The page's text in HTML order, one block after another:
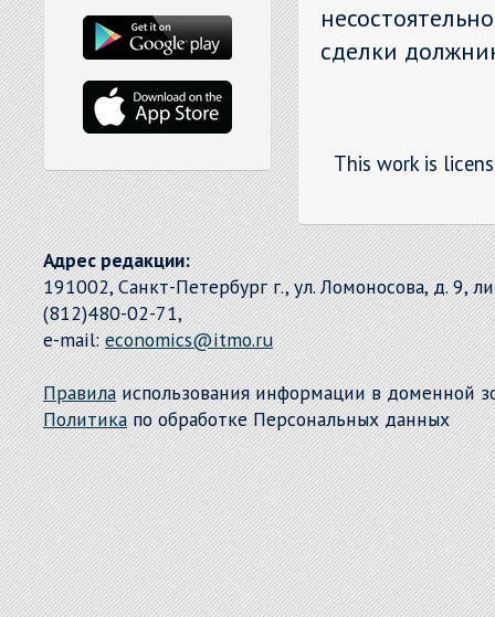
сделки
This work is
Адрес редакции:
191002, Санкт-Петербург г., ул. Ломоносова, д. 9,
(812)480-02-71,
e-mail:economics@itmo.ru
Правилаиспользования информации в доменной
Политикапо обработке Персональных данных